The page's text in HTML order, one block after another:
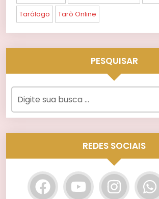
Tarólogo Tarô Online
PESQUISAR
REDES SOCIAIS